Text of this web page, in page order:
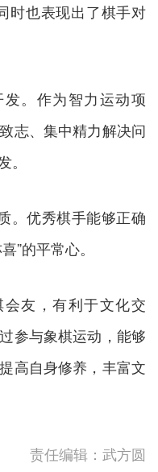
时也表现出了棋手对
。作为智力运动项
志、集中精力解决问
。优秀棋手能够正确
”的平常心。
友，有利于文化交
参与象棋运动，能够
高自身修养，丰富文
责任编辑：武方圆